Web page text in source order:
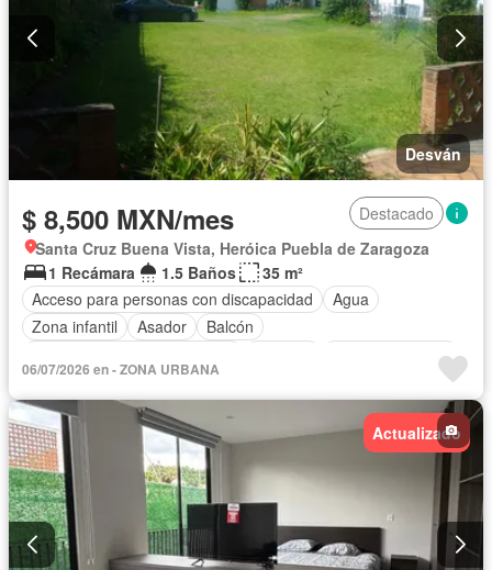
Desván
$ 8,500 MXN/mes
Destacado
Santa Cruz Buena Vista, Heróica Puebla de Zaragoza
1 Recámara
1.5 Baños
35 m²
Acceso para personas con discapacidad
Agua
Zona infantil
Asador
Balcón
Cocina equipada
Conserje
Cuarto de Limpieza
Electricidad
Estacionamiento
Internet
Jardín
Despacho
Recámara con closet
Sala polivalente
Seguridad
Televisión por cable
Terraza
Vista panorámica
Zonas verdes
Completamente amueblado
06/07/2026 en - ZONA URBANA
Actualizado